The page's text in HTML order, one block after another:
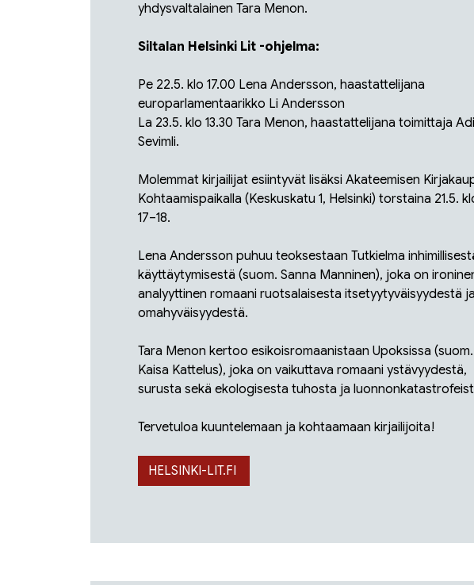
yhdysvaltalainen Tara Menon.
Siltalan Helsinki Lit -ohjelma:
Pe 22.5. klo 17.00 Lena Andersson, haastattelijana
europarlamentaarikko Li Andersson
La 23.5. klo 13.30 Tara Menon, haastattelijana toimittaja
Sevimli.
Molemmat kirjailijat esiintyvät lisäksi Akateemisen
Kohtaamispaikalla (Keskuskatu 1, Helsinki) torstaina 21.5.
17–18.
Lena Andersson puhuu teoksestaan Tutkielma
käyttäytymisestä (suom. Sanna Manninen), joka on
analyyttinen romaani ruotsalaisesta itsetyytyväisyydestä ja
omahyväisyydestä.
Tara Menon kertoo esikoisromaanistaan Upoksissa (suom.
Kaisa Kattelus), joka on vaikuttava romaani ystävyydestä,
surusta sekä ekologisesta tuhosta ja
Tervetuloa kuuntelemaan ja kohtaamaan kirjailijoita!
HELSINKI-LIT.FI